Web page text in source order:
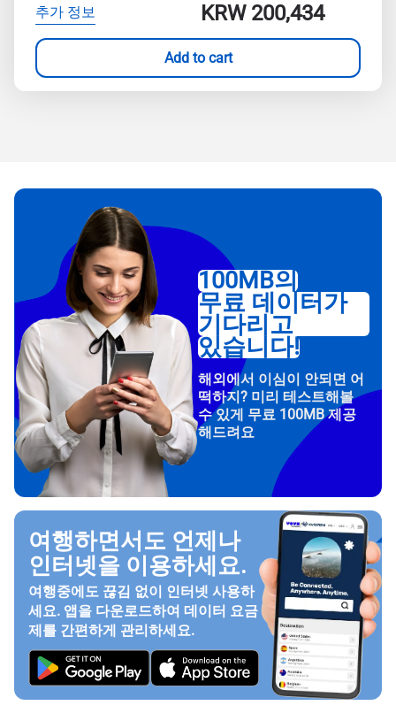
추가 정보 KRW 200,434
Add to cart
100MB의
무료 데이터가
기다리고
있습니다!
해외에서 이심이 안되면 어
떡하지? 미리 테스트해볼
수 있게 무료 100MB 제공
해드려요
여행하면서도 언제나
인터넷을 이용하세요.
여행중에도 끊김 없이 인터넷 사용하
세요. 앱을 다운로드하여 데이터 요금
제를 간편하게 관리하세요.